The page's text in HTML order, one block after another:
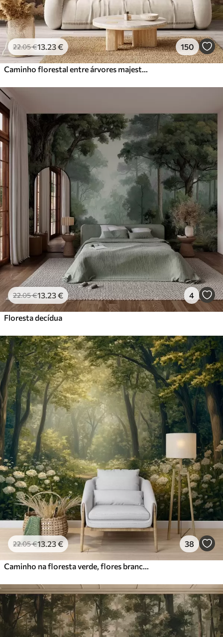
Peel and Stick
81.6749.00€/m²
22.05€13 .23€ 150
22.05€13 .23€ 4
Floresta decídua
22.05€13 .23€ 38